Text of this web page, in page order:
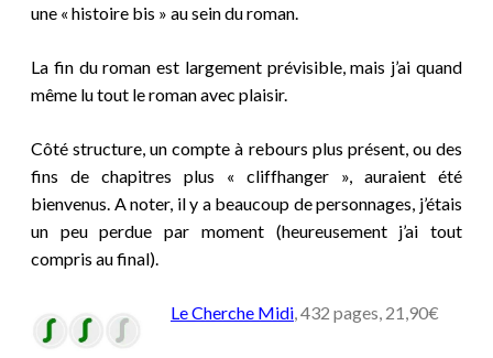
une « histoire bis » au sein du roman.
La fin du roman est largement prévisible, mais j’ai quand
même lu tout le roman avec plaisir.
Côté structure, un compte à rebours plus présent, ou des
fins de chapitres plus « cliffhanger », auraient été
bienvenus. A noter, il y a beaucoup de personnages, j’étais
un peu perdue par moment (heureusement j’ai tout
compris au final).
Le Cherche Midi, 432 pages, 21,90€